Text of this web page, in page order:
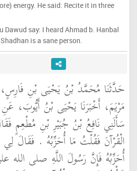
energy. He said: Recite it in three
Dawud say: I heard Ahmad b. Hanbal
is a sane person.
حَدَّثَنَا مُحَمَّدُ بْنُ يَحْيَى بْنِ فَارِسٍ،
مَرْيَمَ، أَخْبَرَنَا يَحْيَى بْنُ أَيُّوبَ،
سَأَلَنِي نَافِعُ بْنُ جُبَيْرِ بْنِ مُطْعِمٍ
الْقُرْآنَ فَقُلْتُ مَا أُحَزِّبُهُ ‏.‏ فَقَالَ لِي
أُحَزِّبُهُ فَإِنَّ رَسُولَ اللَّهِ صلى الله